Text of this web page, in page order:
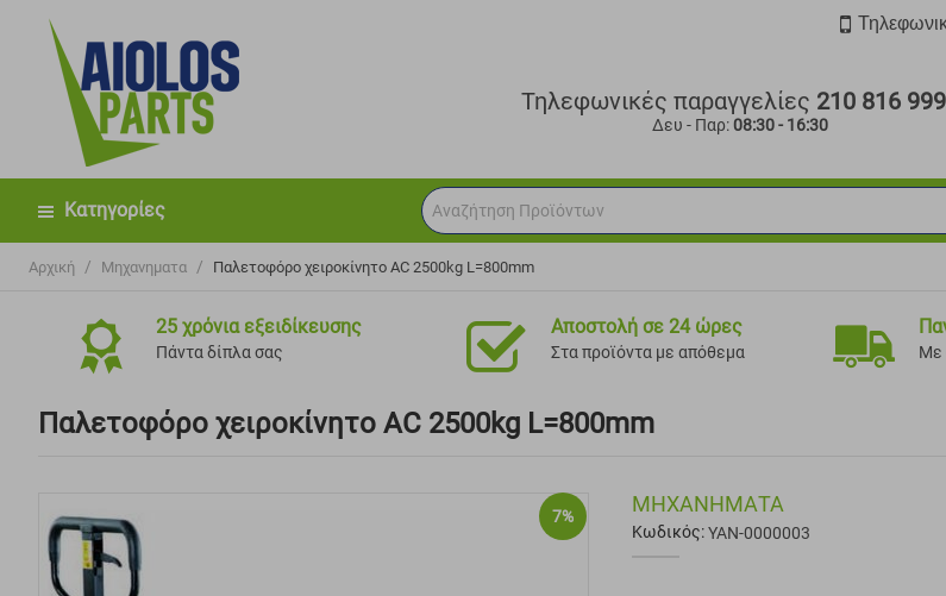
Τηλεφωνικές παραγγελίες 210 816
Δευ - Παρ:08:30 - 16:30
Κατηγορίες
Αρχική / Μηχανηματα / Παλετοφόρο χειροκίνητο AC 2500kg L=800mm
25 χρόνια εξειδίκευσης
Πάντα δίπλα σας
Αποστολή σε 24 ώρες
Στα προϊόντα με απόθεμα Με
Παλετοφόρο χειροκίνητο AC 2500kg L=800mm
7% ΜΗΧΑΝΗΜΑΤΑ
Κωδικός:YAN-0000003